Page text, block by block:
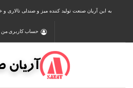
به این آریان صنعت تولید کننده میز و صندلی تالاری
حساب کاربری من